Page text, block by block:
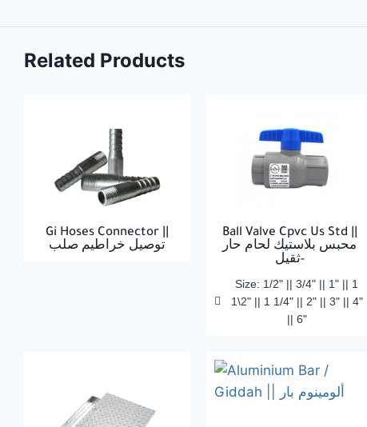
Related Products
Gi Hoses Connector ||
توصيل خراطيم صلب
Ball Valve Cpvc Us Std ||
محبس بلاستيك لحام حار
-ثقيل
Size: 1/2" || 3/4" || 1" || 1
1\2" || 1 1/4" || 2" || 3" || 4"
|| 6"